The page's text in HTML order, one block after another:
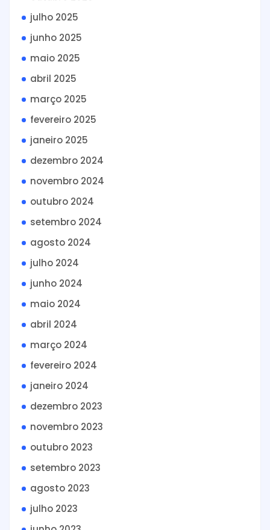
julho 2025
junho 2025
maio 2025
abril 2025
março 2025
fevereiro 2025
janeiro 2025
dezembro 2024
novembro 2024
outubro 2024
setembro 2024
agosto 2024
julho 2024
junho 2024
maio 2024
abril 2024
março 2024
fevereiro 2024
janeiro 2024
dezembro 2023
novembro 2023
outubro 2023
setembro 2023
agosto 2023
julho 2023